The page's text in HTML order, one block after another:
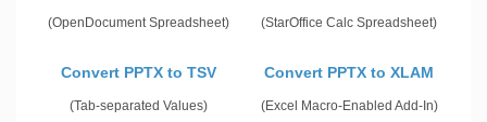
(OpenDocument Spreadsheet) (StarOffice Calc Spreadsheet)
Convert PPTX to TSV
(Tab-separated Values)
Convert PPTX to XLAM
(Excel Macro-Enabled Add-In)